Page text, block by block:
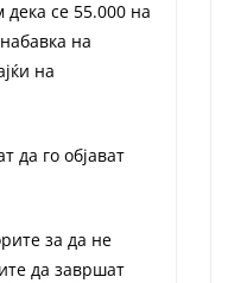
дека се 55.000 на
на
на
да го објават
за да не
да завршат